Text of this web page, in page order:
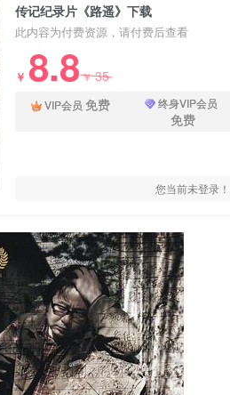
传记纪录片《路遥》下载
此内容为付费资源，请付费后查看
￥ 8.8￥35
VIP会员 免费 终身VIP会员
免费
您当前未登录